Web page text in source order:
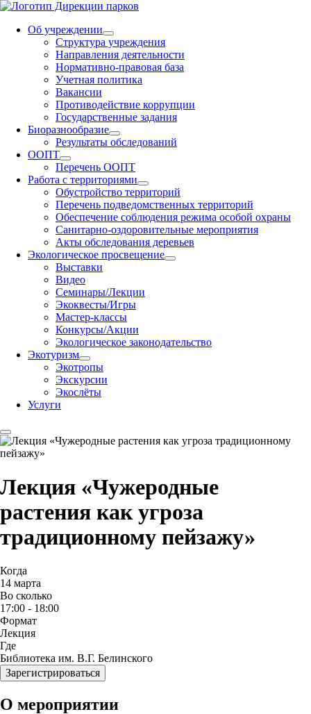
Об учреждении
Структура учреждения
Направления деятельности
Нормативно-правовая база
Учетная политика
Вакансии
Противодействие коррупции
Государственные задания
Биоразнообразие
Результаты обследований
ООПТ
Перечень ООПТ
Работа с территориями
Обустройство территорий
Перечень подведомственных территорий
Обеспечение соблюдения режима особой охраны
Санитарно-оздоровительные мероприятия
Акты обследования деревьев
Экологическое просвещение
Выставки
Видео
Семинары/Лекции
Экоквесты/Игры
Мастер-классы
Конкурсы/Акции
Экологическое законодательство
Экотуризм
Экотропы
Экскурсии
Экослёты
Услуги
Лекция «Чужеродные
растения как угроза
традиционному пейзажу»
Когда
14 марта
Во сколько
17:00 - 18:00
Формат
Лекция
Где
Библиотека им. В.Г. Белинского
Зарегистрироваться
О мероприятии